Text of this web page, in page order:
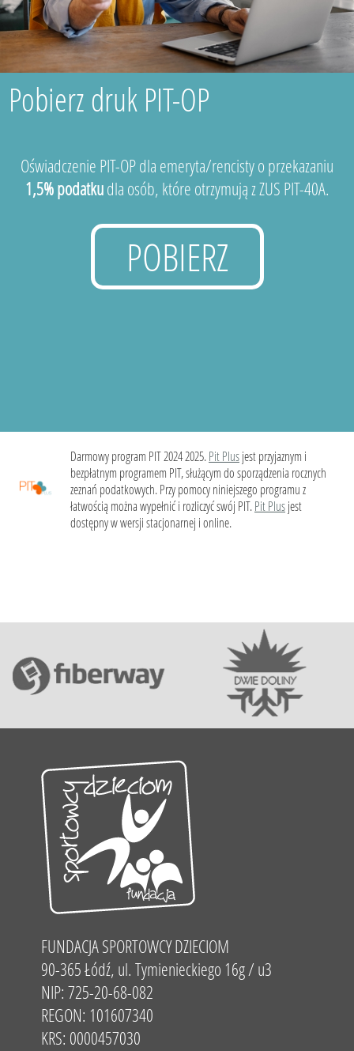
Pobierz druk PIT-OP
Oświadczenie PIT-OP dla emeryta/rencisty o przekazaniu
1,5% podatkudla osób, które otrzymują z ZUS PIT-40A.
POBIERZ
Darmowy program PIT 2024 2025.Pit Plusjest przyjaznym i
bezpłatnym programem PIT, służącym do sporządzenia rocznych
zeznań podatkowych. Przy pomocy niniejszego programu z
łatwością można wypełnić i rozliczyć swój PIT.Pit Plusjest
dostępny w wersji stacjonarnej i online.
FUNDACJA SPORTOWCY DZIECIOM
90-365 Łódź, ul. Tymienieckiego 16g / u3
NIP: 725-20-68-082
REGON: 101607340
KRS: 0000457030